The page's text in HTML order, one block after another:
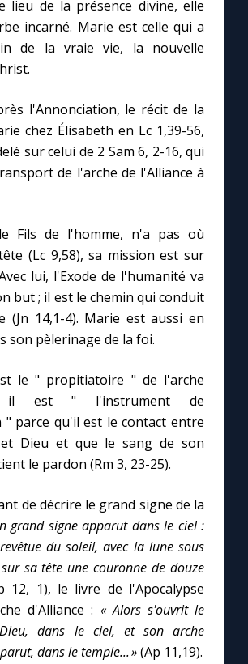
lieu de la présence divine, elle
incarné. Marie est celle qui a
de la vraie vie, la nouvelle
l'Annonciation, le récit de la
chez Élisabeth en Lc 1,39-56,
sur celui de 2 Sam 6, 2-16, qui
de l'arche de l'Alliance à
Fils de l'homme, n'a pas où
(Lc 9,58), sa mission est sur
lui, l'Exode de l'humanité va
but ; il est le chemin qui conduit
(Jn 14,1-4). Marie est aussi en
son pèlerinage de la foi.
le " propitiatoire " de l'arche
il est " l'instrument de
parce qu'il est le contact entre
Dieu et que le sang de son
le pardon (Rm 3, 23-25).
de décrire le grand signe de la
grand signe apparut dans le ciel :
du soleil, avec la lune sous
sa tête une couronne de douze
12, 1), le livre de l'Apocalypse
d'Alliance : « Alors s'ouvrit le
dans le ciel, et son arche
dans le temple... »(Ap 11,19).